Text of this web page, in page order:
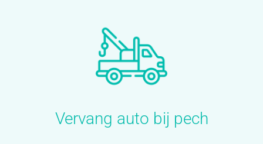
Vervang auto bij pech